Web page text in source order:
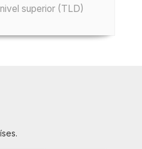
superior (TLD)